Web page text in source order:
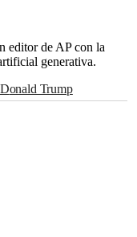
editor de AP con la
generativa.
Donald Trump